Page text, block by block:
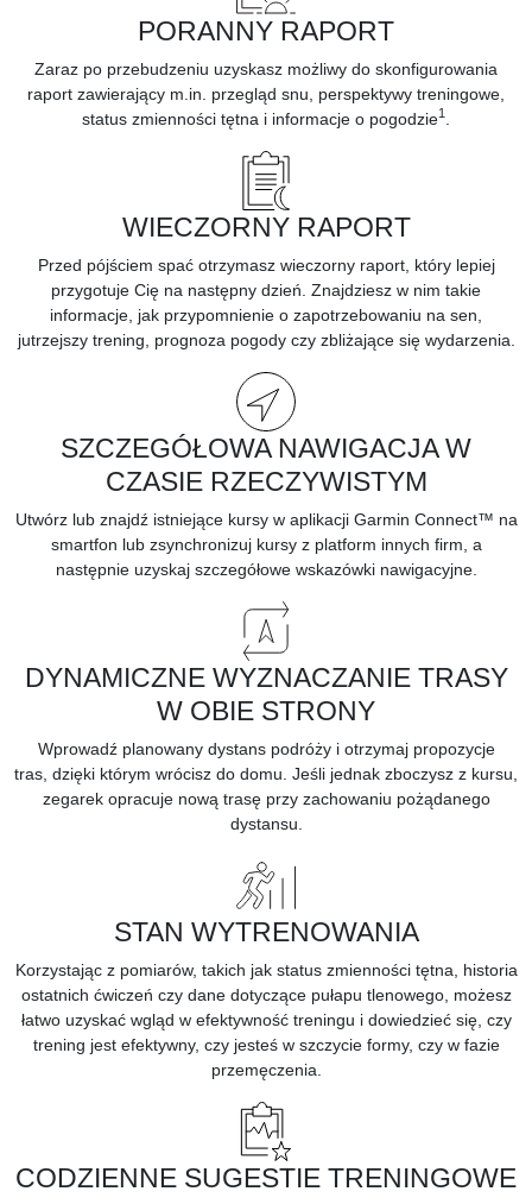
PORANNY RAPORT
Zaraz po przebudzeniu uzyskasz możliwy do skonfigurowania
raport zawierający m.in. przegląd snu, perspektywy treningowe,
status zmienności tętna i informacje o pogodzie1
WIECZORNY RAPORT
Przed pójściem spać otrzymasz wieczorny raport, który lepiej
przygotuje Cię na następny dzień. Znajdziesz w nim takie
informacje, jak przypomnienie o zapotrzebowaniu na sen,
jutrzejszy trening, prognoza pogody czy zbliżające się wydarzenia.
SZCZEGÓŁOWA NAWIGACJA W
CZASIE RZECZYWISTYM
Utwórz lub znajdź istniejące kursy w aplikacji Garmin Connect™ na
smartfon lub zsynchronizuj kursy z platform innych firm, a
następnie uzyskaj szczegółowe wskazówki nawigacyjne.
DYNAMICZNE WYZNACZANIE TRASY
W OBIE STRONY
Wprowadź planowany dystans podróży i otrzymaj propozycje
tras, dzięki którym wrócisz do domu. Jeśli jednak zboczysz z kursu,
zegarek opracuje nową trasę przy zachowaniu pożądanego
dystansu.
STAN WYTRENOWANIA
Korzystając z pomiarów, takich jak status zmienności tętna, historia
ostatnich ćwiczeń czy dane dotyczące pułapu tlenowego, możesz
łatwo uzyskać wgląd w efektywność treningu i dowiedzieć się, czy
trening jest efektywny, czy jesteś w szczycie formy, czy w fazie
przemęczenia.
CODZIENNE SUGESTIE TRENINGOWE